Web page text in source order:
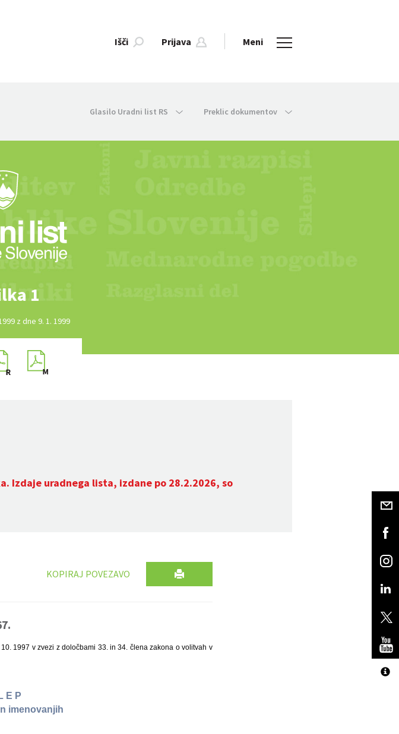
Išči Prijava Meni
Glasilo Uradni list RS Preklic dokumentov
1
z dne 9. 1. 1999
Izdaje uradnega lista, izdane po 28.2.2026, so
KOPIRAJ POVEZAVO
1997 v zvezi z določbami 33. in 34. člena zakona o volitvah v
E P
imenovanjih